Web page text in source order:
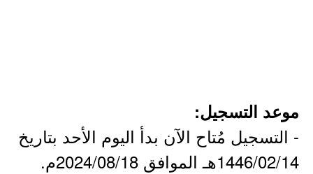
موعد التسجيل:
- التسجيل مُتاح الآن بدأ اليوم الأحد بتاريخ
1446/02/14هـ الموافق 2024/08/18م.